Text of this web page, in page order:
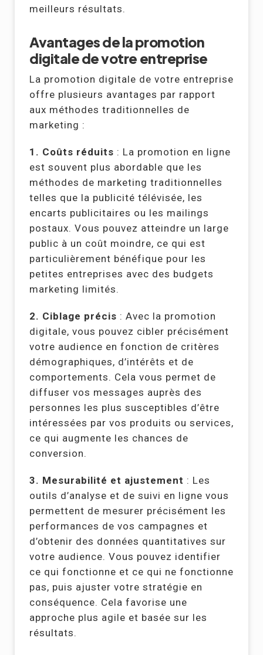
meilleurs résultats.
Avantages de la promotion
digitale de votre entreprise
La promotion digitale de votre entreprise
offre plusieurs avantages par rapport
aux méthodes traditionnelles de
marketing :
1. Coûts réduits : La promotion en ligne
est souvent plus abordable que les
méthodes de marketing traditionnelles
telles que la publicité télévisée, les
encarts publicitaires ou les mailings
postaux. Vous pouvez atteindre un large
public à un coût moindre, ce qui est
particulièrement bénéfique pour les
petites entreprises avec des budgets
marketing limités.
2. Ciblage précis : Avec la promotion
digitale, vous pouvez cibler précisément
votre audience en fonction de critères
démographiques, d’intérêts et de
comportements. Cela vous permet de
diffuser vos messages auprès des
personnes les plus susceptibles d’être
intéressées par vos produits ou services,
ce qui augmente les chances de
conversion.
3. Mesurabilité et ajustement : Les
outils d’analyse et de suivi en ligne vous
permettent de mesurer précisément les
performances de vos campagnes et
d’obtenir des données quantitatives sur
votre audience. Vous pouvez identifier
ce qui fonctionne et ce qui ne fonctionne
pas, puis ajuster votre stratégie en
conséquence. Cela favorise une
approche plus agile et basée sur les
résultats.